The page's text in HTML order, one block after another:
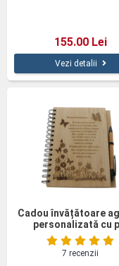
155.00 Lei
Vezi detalii
Cadou învățătoare
personalizată cu
7 recenzii